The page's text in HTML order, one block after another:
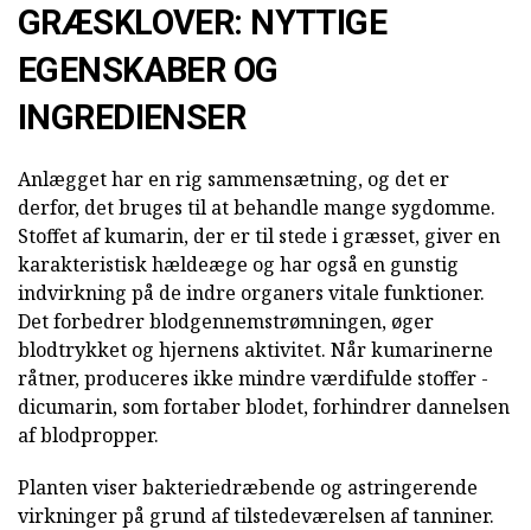
GRÆSKLOVER: NYTTIGE
EGENSKABER OG
INGREDIENSER
Anlægget har en rig sammensætning, og det er
derfor, det bruges til at behandle mange sygdomme.
Stoffet af kumarin, der er til stede i græsset, giver en
karakteristisk hældeæge og har også en gunstig
indvirkning på de indre organers vitale funktioner.
Det forbedrer blodgennemstrømningen, øger
blodtrykket og hjernens aktivitet. Når kumarinerne
råtner, produceres ikke mindre værdifulde stoffer -
dicumarin, som fortaber blodet, forhindrer dannelsen
af blodpropper.
Planten viser bakteriedræbende og astringerende
virkninger på grund af tilstedeværelsen af tanniner.